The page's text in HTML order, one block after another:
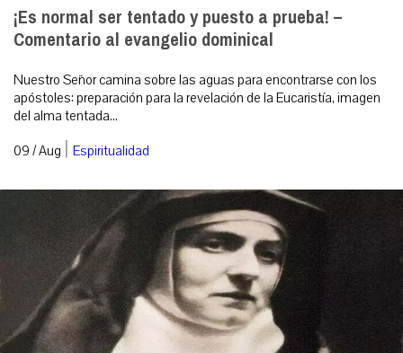
¡Es normal ser tentado y puesto a prueba! –
Comentario al evangelio dominical
Nuestro Señor camina sobre las aguas para encontrarse con los
apóstoles: preparación para la revelación de la Eucaristía, imagen
del alma tentada...
09 / Aug | Espiritualidad